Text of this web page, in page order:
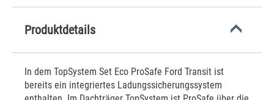
Produktdetails
In dem TopSystem Set Eco ProSafe Ford Transit ist
bereits ein integriertes Ladungssicherungssystem